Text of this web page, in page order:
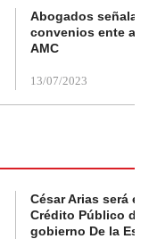
Abogados
convenios ente
AMC
13/07/2023
César Arias será el
Crédito Público
gobierno De la